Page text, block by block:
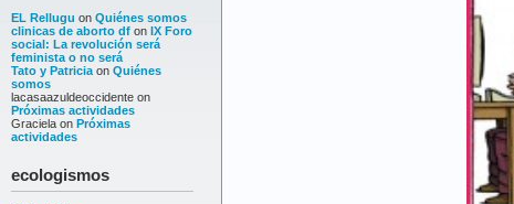
EL Rellugu on Quiénes somos
clinicas de aborto df on IX Foro
social: La revolución será
feminista o no será
Tato y Patricia on Quiénes
somos
lacasaazuldeoccidente on
Próximas actividades
Graciela on Próximas
actividades
ecologismos